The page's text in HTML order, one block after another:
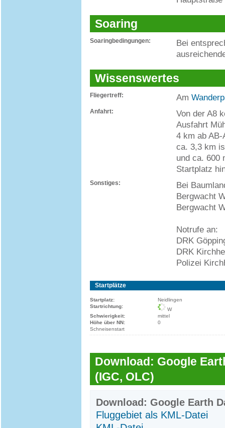
Soaring
Soaringbedingungen:
Bei
Wissenswertes
Fliegertreff: Am
Anfahrt:
Von der A8
Ausfahrt
4 km ab
ca. 3,3 km
und ca. 600
Startplatz
Sonstiges:
Bei
Bergwacht
Bergwacht
Notrufe an:
DRK
DRK
Polizei
Startplätze
Startplatz:
Neidlingen
Startrichtung:
W
Schwierigkeit:
mittel
Höhe über NN:
0
Schneisenstart
Download: Google
(IGC, OLC)
Download: Google Earth
Fluggebiet als KML-Datei